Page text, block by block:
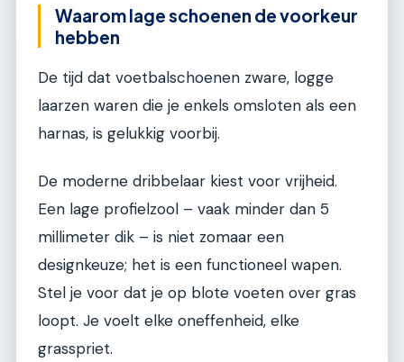
Waarom lage schoenen de voorkeur
hebben
De tijd dat voetbalschoenen zware, logge
laarzen waren die je enkels omsloten als een
harnas, is gelukkig voorbij.
De moderne dribbelaar kiest voor vrijheid.
Een lage profielzool – vaak minder dan 5
millimeter dik – is niet zomaar een
designkeuze; het is een functioneel wapen.
Stel je voor dat je op blote voeten over gras
loopt. Je voelt elke oneffenheid, elke
grasspriet.